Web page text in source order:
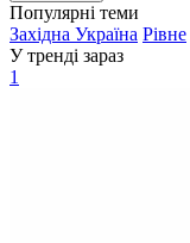
Популярні теми
Західна Україна Рівне
У тренді зараз
1